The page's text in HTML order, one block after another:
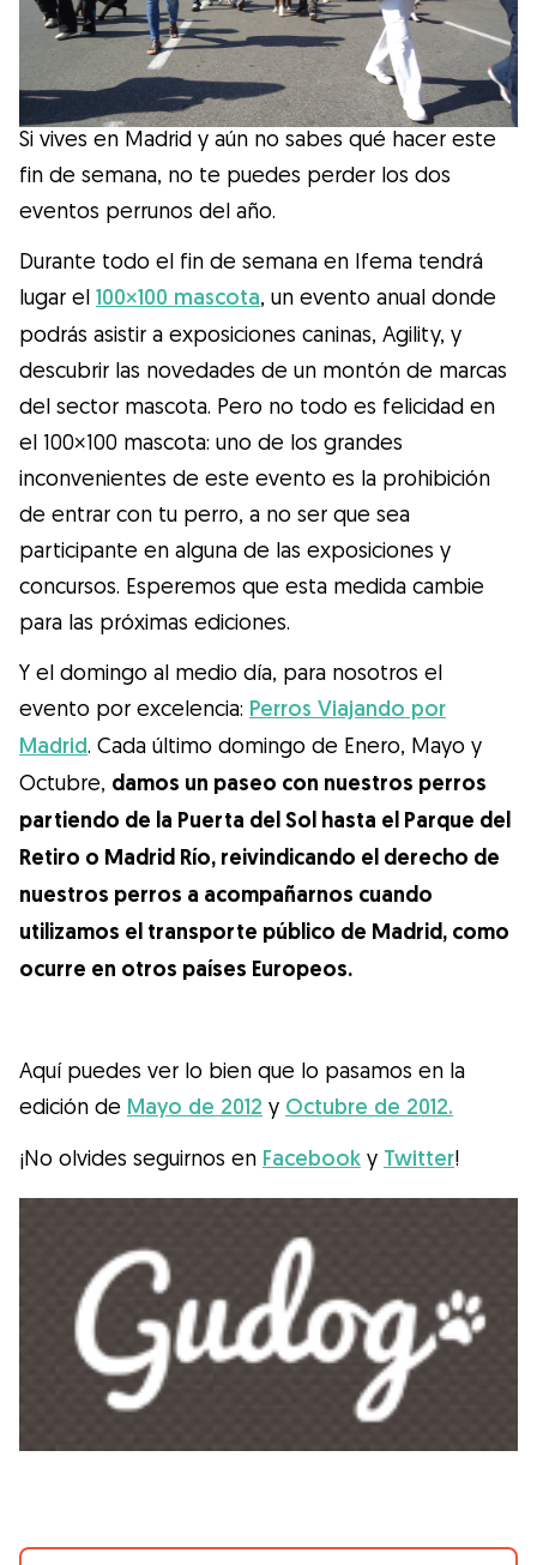
Salud
Accesorios
Educación Canina
Más contenido
Razas
Buscar cuidadores
¿Qué es Gudog?
Gudog es la forma más fácil de encontrar y
reservar con el cuidador de perros
perfecto. ¡Miles de cuidadores están
fuera un miembro más de su familia! Todas
las reservas incluyen Cobertura Veterinaria
y cancelación gratuíta
Descubre Gudog
Si vives en Madrid y aún no sabes qué hacer este
fin de semana, no te puedes perder los dos
eventos perrunos del año.
Durante todo el fin de semana en Ifema tendrá
lugar el 100×100 mascota, un evento anual donde
podrás asistir a exposiciones caninas, Agility, y
descubrir las novedades de un montón de marcas
del sector mascota. Pero no todo es felicidad en
el 100×100 mascota: uno de los grandes
inconvenientes de este evento es la prohibición
de entrar con tu perro, a no ser que sea
participante en alguna de las exposiciones y
concursos. Esperemos que esta medida cambie
para las próximas ediciones.
Y el domingo al medio día, para nosotros el
evento por excelencia: Perros Viajando por
Madrid. Cada último domingo de Enero, Mayo y
Octubre, damos un paseo con nuestros perros
partiendo de la Puerta del Sol hasta el Parque del
Retiro o Madrid Río, reivindicando el derecho de
nuestros perros a acompañarnos cuando
utilizamos el transporte público de Madrid, como
ocurre en otros países Europeos.
Aquí puedes ver lo bien que lo pasamos en la
edición de Mayo de 2012 y Octubre de 2012.
¡No olvides seguirnos en Facebook y Twitter!